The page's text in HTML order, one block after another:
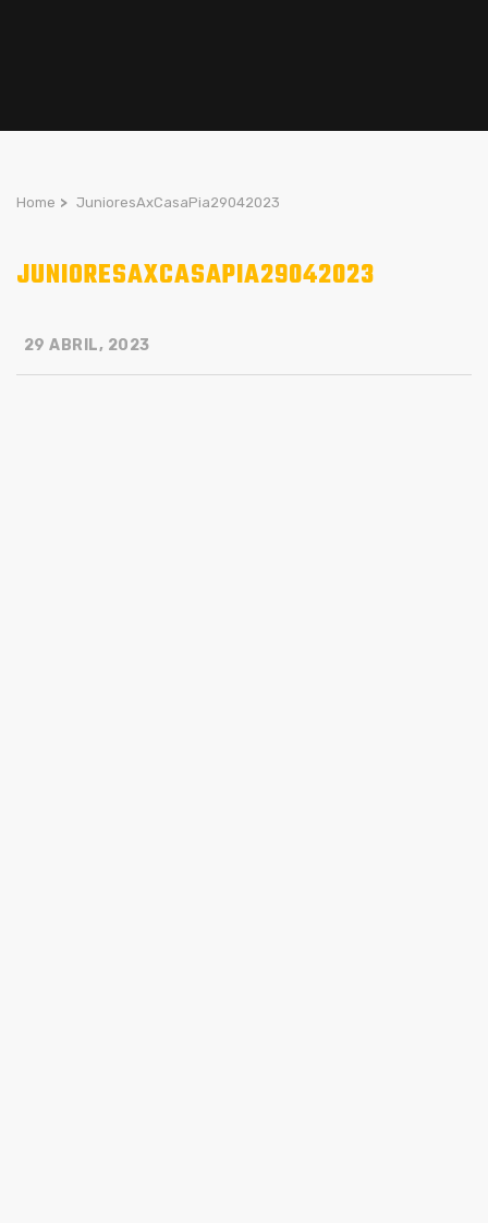
Home > JunioresAxCasaPia29042023
JUNIORESAXCASAPIA29042023
29 ABRIL, 2023